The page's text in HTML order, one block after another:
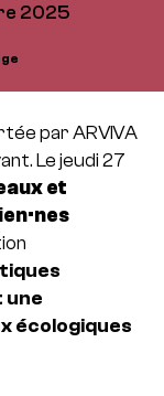
2025
par ARVIVA
Le jeudi 27
et
une
écologiques